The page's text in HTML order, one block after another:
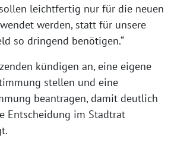
leichtfertig nur für die neuen
werden, statt für unsere
so dringend benötigen.“
kündigen an, eine eigene
stellen und eine
beantragen, damit deutlich
Entscheidung im Stadtrat